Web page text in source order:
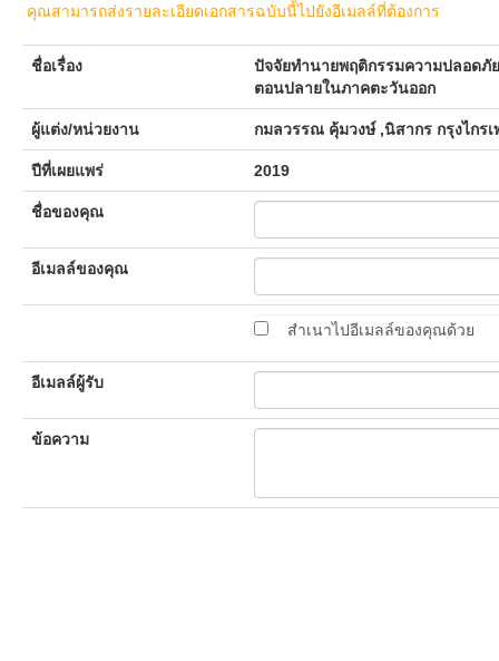
คุณสามารถส่งรายละเอียดเอกสารฉบับนี้ไปยังอีเมลล์ที่ต้องการ
ชื่อเรื่อง
ปัจจัยทำนายพฤติกรรมความปลอด
ตอนปลายในภาคตะวันออก
ผู้แต่ง/หน่วยงาน กมลวรรณ คุ้มวงษ์ ,นิสากร กรุงไกร
ปีที่เผยแพร่ 2019
ชื่อของคุณ
อีเมลล์ของคุณ
สำเนาไปอีเมลล์ของคุณด้วย
อีเมลล์ผู้รับ
ข้อความ